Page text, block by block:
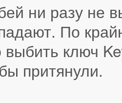
ни разу не
По
ключ
притянули.